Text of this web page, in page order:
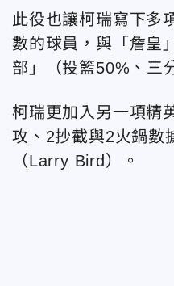
此役也讓柯瑞寫下多
數的球員，與「詹皇
部」（投籃50%、三
柯瑞更加入另一項精
攻、2抄截與2火鍋數
（Larry Bird）。